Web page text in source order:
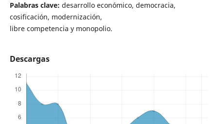
Palabras clave: desarrollo económico, democracia,
cosificación, modernización,
libre competencia y monopolio.
Descargas